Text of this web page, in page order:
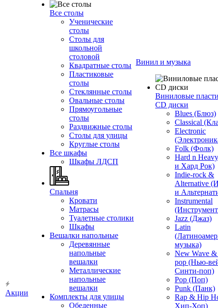
Акции
Все столы
Ученические
столы
Столы для
школьной
столовой
Квадратные столы
Пластиковые
столы
Стеклянные столы
Овальные столы
Прямоугольные
столы
Раздвижные столы
Столы для улицы
Круглые столы
Все шкафы
Шкафы ЛДСП
Спальня
Кровати
Матрасы
Туалетные столики
Шкафы
Вешалки напольные
Деревянные
напольные
вешалки
Металлические
напольные
вешалки
Комплекты для улицы
Обеденные
Винил и музыка
Виниловые
CD диски
Blues (Блюз)
Classical
Electronic
Folk (Фолк)
Hard n
и Хард Рок)
Indie-rock &
Alternative
и
Instrumental
Jazz (Джаз)
Latin
музыка)
New Wave
pop (Нью-
Синти-поп)
Pop (Поп)
Punk (Панк)
Rap & Hip
Хип-Хоп)